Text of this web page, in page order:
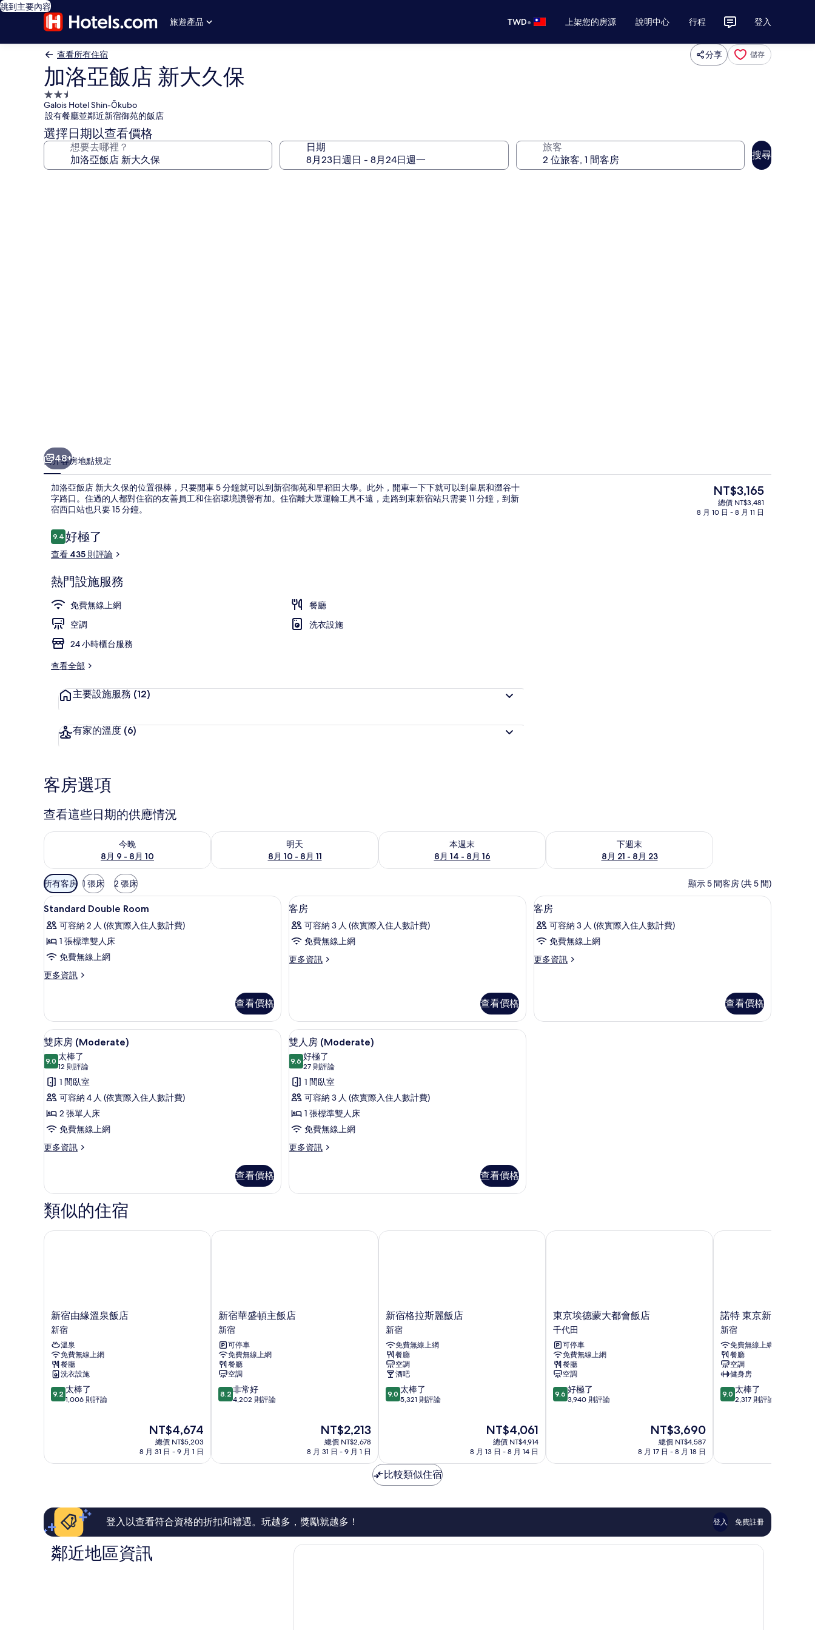
跳到主要內容
旅遊產品
TWD• 上架您的房源 說明中心 行程 登入
查看所有住宿 分享 儲存
加洛亞飯店 新大久保
2.5
星
級
住
宿
Galois Hotel Shin-Ōkubo
設有餐廳並鄰近新宿御苑的飯店
選擇日期以查看價格
想要去哪裡？ 日期 旅客
搜尋
48+
簡介客房地點規定
加洛亞飯店 新大久保的位置很棒，只要開車 5 分鐘就可以到新宿御苑和早稻田大學。此外，開車一下下就可以到皇居和澀谷十
字路口。住過的人都對住宿的友善員工和住宿環境讚譽有加。住宿離大眾運輸工具不遠，走路到東新宿站只需要 11 分鐘，到新
宿西口站也只要 15 分鐘。
評
論
9.49.4 分，滿分 10 分，
好極了
查看 435 則評論
熱門設施服務
免費無線上網
餐廳
空調
洗衣設施
24 小時櫃台服務
查看全部
主要設施服務 (12)
有家的溫度 (6)
目
前
的
NT$3,165
總價 NT$3,481
8 月 10 日 - 8 月 11 日
客房選項
查看這些日期的供應情況
今晚
8月 9 - 8月 10
查看今晚 (8月 9 - 8月 10) 的供應情況
明天
8月 10 - 8月 11
查看明天 (8月 10 - 8月 11) 的供應情況
本週末
8月 14 - 8月 16
查看本週末 (8月 14 - 8月 16) 的供應情況
下週末
8月 21 - 8月 23
查看下週末 (8月 21 - 8月 23) 的供應情況
可
用
的
客
房
篩
選
條
所有客房 1 張床 2 張床 顯示 5 間客房 (共 5 間)
顯
示
Standard
Double
Room
的
相
片
高級寢具、羽絨被、記憶床墊、書桌
1
Standard Double Room
可容納 2 人 (依實際入住人數計費)
1 張標準雙人床
免費無線上網
更多資訊
更
Room
的
詳
查看價格
顯
示
客
的
相
片
高級寢具、羽絨被、記憶床墊、書桌
1
客房
可容納 3 人 (依實際入住人數計費)
免費無線上網
更多資訊
更
詳
情
查看價格
顯
示
客
的
相
高級寢具、羽絨被、記憶床墊、書桌
1
客房
可容納 3 人 (依實際入住人數計費)
免費無線上網
更多資訊
更
詳
情
查看價格
顯
示
雙
床
房
(Moderate)
的
所
片
雙床房 (Moderate) | 高級寢具、羽絨被、記憶床墊、書桌
5
雙床房 (Moderate)
9.09.0 分，滿分 10 分
太棒了
12 則評論
(12
則
評
論)
1 間臥室
可容納 4 人 (依實際入住人數計費)
2 張單人床
免費無線上網
更多資訊
更
房
(Moderate)
的
詳
情
查看價格
顯
示
雙
人
房
(Moderate)
的
所
片
雙人房 (Moderate) | 高級寢具、羽絨被、記憶床墊、書桌
5
雙人房 (Moderate)
9.69.6 分，滿分 10 分
好極了
27 則評論
(27
則
評
論)
1 間臥室
可容納 3 人 (依實際入住人數計費)
1 張標準雙人床
免費無線上網
更多資訊
更
房
情
查看價格
類似的住宿
新
宿
由
緣
溫
泉
飯
店
新
新宿由緣溫泉飯店
新宿
溫泉
免費無線上網
餐廳
洗衣設施
9.2
分，
棒
評
9.2 太棒了
1,006 則評論
現
在
價
NT$4,674
總價 NT$5,203
8 月 31 日 - 9 月 1 日
新宿由緣溫泉飯店
新
宿
華
盛
頓
主
飯
店
新
新宿華盛頓主飯店
新宿
可停車
免費無線上網
餐廳
空調
8.2
分，
常
評
論
8.2 非常好
4,202 則評論
現
在
價
NT$2,213
總價 NT$2,678
8 月 31 日 - 9 月 1 日
新宿華盛頓主飯店
新
宿
格
拉
斯
麗
飯
店
新
新宿格拉斯麗飯店
新宿
免費無線上網
餐廳
空調
酒吧
9.0
分，
棒
了，
5,321
評
9.0 太棒了
5,321 則評論
現
在
價
NT$4,061
總價 NT$4,914
8 月 13 日 - 8 月 14 日
新宿格拉斯麗飯店
東
京
埃
德
蒙
大
都
會
飯
東京埃德蒙大都會飯店
千代田
可停車
免費無線上網
餐廳
空調
9.6
分，
極
評
9.6 好極了
3,940 則評論
現
價
NT$3,690
總價 NT$4,587
8 月 17 日 - 8 月 18 日
東京埃德蒙大都會飯店
諾
特
東
京
新
宿
新
宿
諾特 東京新宿
新宿
免費無線上網
餐廳
空調
健身房
9.0
分，
棒
評
論
9.0 太棒了
2,317 則評論
諾特 東京新宿
比較類似住宿
登入以查看符合資格的折扣和禮遇。玩越多，獎勵就越多！ 登入 免費註冊
鄰近地區資訊